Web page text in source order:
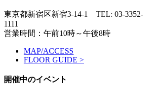
東京都新宿区新宿3-14-1 TEL: 03-3352-
1111
営業時間：午前10時～午後8時
MAP/ACCESS
FLOOR GUIDE >
開催中のイベント